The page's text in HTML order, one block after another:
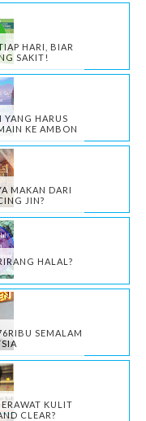
HARI, BIAR
SAKIT!
HARUS
KE AMBON
MAKAN DARI
JIN?
HALAL?
SEMALAM
KULIT
CLEAR?